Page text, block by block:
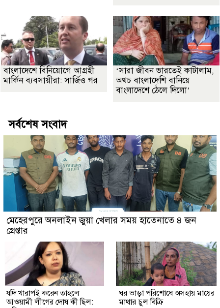
বাংলাদেশে বিনিয়োগে আগ্রহী
মার্কিন ব্যবসায়ীরা: সার্জিও গর
‘সারা জীবন ভারতেই কাটালাম,
অথচ বাংলাদেশি বানিয়ে
বাংলাদেশে ঠেলে দিলো’
সর্বশেষ সংবাদ
মেহেরপুরে অনলাইন জুয়া খেলার সময় হাতেনাতে ৪ জন
গ্রেপ্তার
যদি খারাপই করেন তাহলে
আওয়ামী লীগের দোষ কী ছিল:
ঘর ভাড়া পরিশোধে অসহায় মায়ের
মাথার চুল বিক্রি